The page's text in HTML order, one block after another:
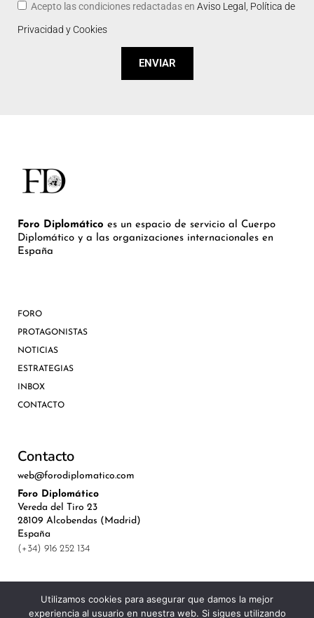
Acepto las condiciones redactadas en Aviso Legal, Política de
Privacidad y Cookies
ENVIAR
Foro Diplomático es un espacio de servicio al Cuerpo
Diplomático y a las organizaciones internacionales en
España
FORO
PROTAGONISTAS
NOTICIAS
ESTRATEGIAS
INBOX
CONTACTO
Contacto
web@forodiplomatico.com
Foro Diplomático
Vereda del Tiro 23
28109 Alcobendas (Madrid)
España
(+34) 916 252 134
Utilizamos cookies para asegurar que damos la mejor
experiencia al usuario en nuestra web. Si sigues utilizando